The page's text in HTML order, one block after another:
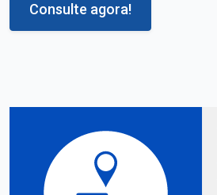
Consulte agora!